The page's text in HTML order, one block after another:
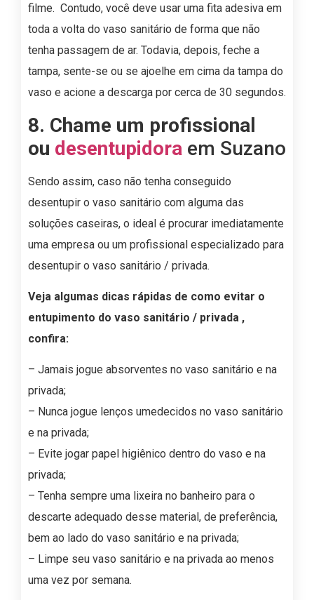
filme. Contudo, você deve usar uma fita adesiva em
toda a volta do vaso sanitário de forma que não
tenha passagem de ar. Todavia, depois, feche a
tampa, sente-se ou se ajoelhe em cima da tampa do
vaso e acione a descarga por cerca de 30 segundos.
8. Chame um profissional
ou desentupidora em Suzano
Sendo assim, caso não tenha conseguido
desentupir o vaso sanitário com alguma das
soluções caseiras, o ideal é procurar imediatamente
uma empresa ou um profissional especializado para
desentupir o vaso sanitário / privada.
Veja algumas dicas rápidas de como evitar o
entupimento do vaso sanitário / privada ,
confira:
– Jamais jogue absorventes no vaso sanitário e na
privada;
– Nunca jogue lenços umedecidos no vaso sanitário
e na privada;
– Evite jogar papel higiênico dentro do vaso e na
privada;
– Tenha sempre uma lixeira no banheiro para o
descarte adequado desse material, de preferência,
bem ao lado do vaso sanitário e na privada;
– Limpe seu vaso sanitário e na privada ao menos
uma vez por semana.